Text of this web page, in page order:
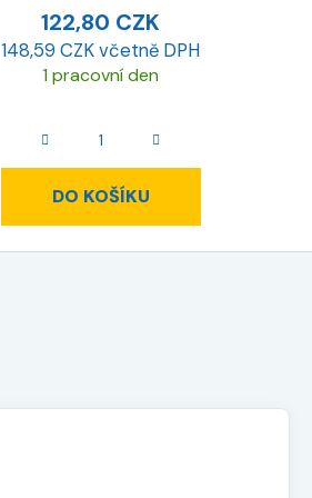
122,80 CZK
148,59 CZK včetně DPH
1 pracovní den
DO KOŠÍKU